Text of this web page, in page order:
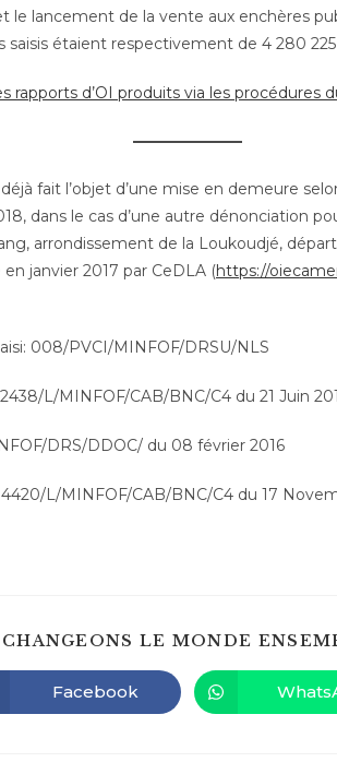
le lancement de la vente aux enchères
saisis étaient respectivement de 4 280
rapports d’OI produits via les procédures
fait l’objet d’une mise en demeure
dans le cas d’une autre dénonciation
arrondissement de la Loukoudjé,
janvier 2017 par CeDLA (https://
008/PVCI/MINFOF/DRSU/NLS
L/MINFOF/CAB/BNC/C4 du 21 Juin
DRS/DDOC/ du 08 février 2016
L/MINFOF/CAB/BNC/C4 du 17
CHANGEONS LE MONDE
Ouvrir
dans
Facebook
dans